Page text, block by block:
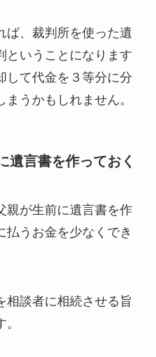
ば、裁判所を使った遺
ということになります
して代金を３等分に分
うかもしれません。
遺言書を作っておく
親が生前に遺言書を作
払うお金を少なくでき
相談者に相続させる旨